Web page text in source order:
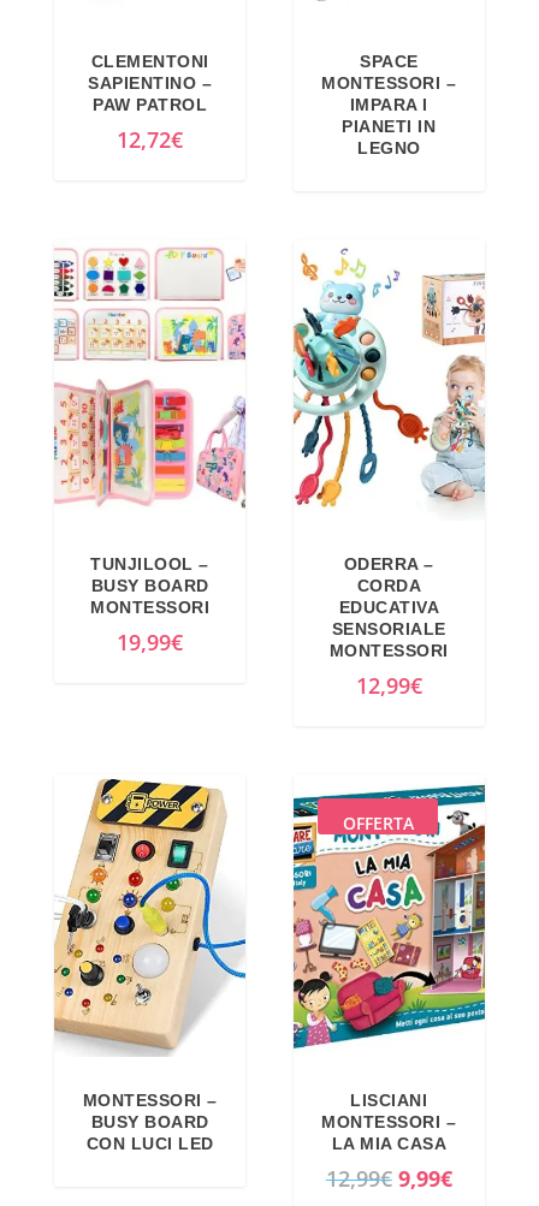
CLEMENTONI
SAPIENTINO –
PAW PATROL
12,72€
SPACE
MONTESSORI –
IMPARA I
PIANETI IN
LEGNO
TUNJILOOL –
BUSY BOARD
MONTESSORI
19,99€
ODERRA –
CORDA
EDUCATIVA
SENSORIALE
MONTESSORI
12,99€
MONTESSORI –
BUSY BOARD
CON LUCI LED
OFFERTA
LISCIANI
MONTESSORI –
LA MIA CASA
12,99€ I
9,99€I